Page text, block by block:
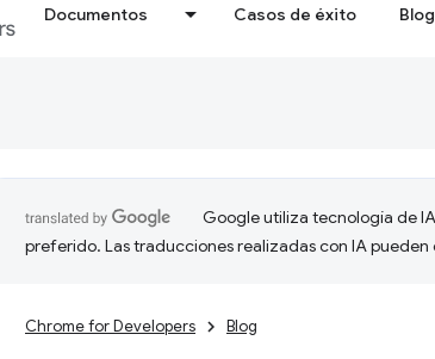
Documentos Casos de éxito Blog
Google utiliza tecnología de
preferido. Las traducciones realizadas con IA pueden
Chrome for Developers Blog